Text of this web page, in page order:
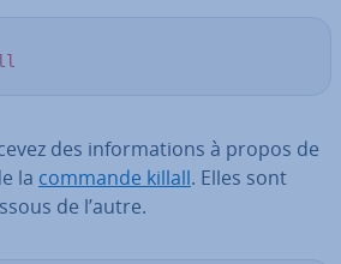
des in­for­ma­tions à propos de
la commande killall. Elles sont
de l’autre.